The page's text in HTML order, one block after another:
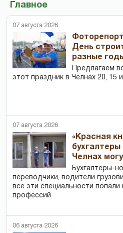
Главное
07 августа 2026
День
разные
Предлагаем
этот праздник в Челнах 20, 15
07 августа 2026
«Красная
Челнах
Бухгалтеры-
переводчики, водители
все эти специальности попали
профессий
06 августа 2026